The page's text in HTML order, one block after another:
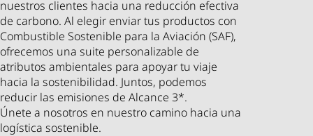
nuestros clientes hacia una reducción efectiva
de carbono. Al elegir enviar tus productos con
Combustible Sostenible para la Aviación (SAF),
ofrecemos una suite personalizable de
atributos ambientales para apoyar tu viaje
hacia la sostenibilidad. Juntos, podemos
reducir las emisiones de Alcance 3*.
Únete a nosotros en nuestro camino hacia una
logística sostenible.